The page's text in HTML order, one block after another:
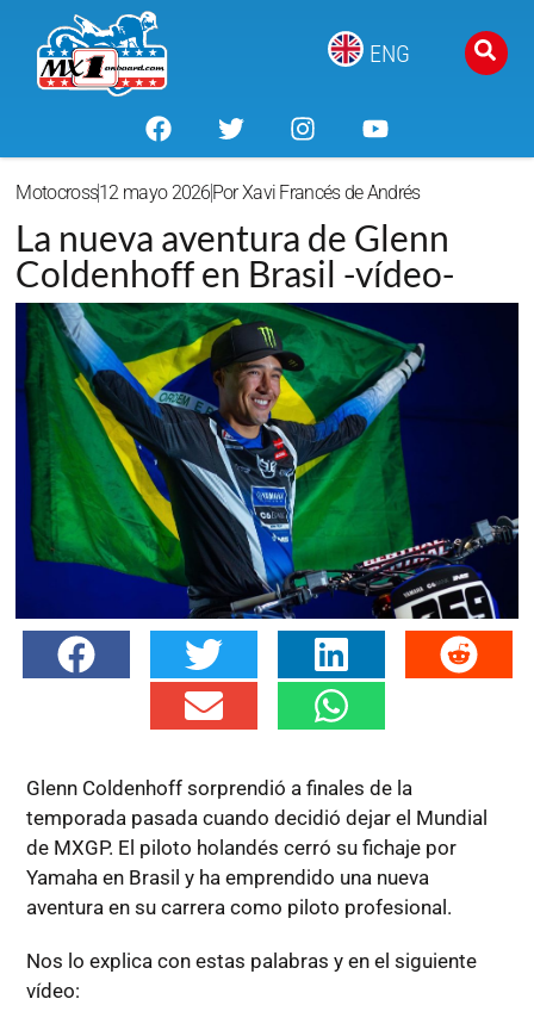
ENG
Motocross12 mayo 2026 PorXavi Francés de Andrés
La nueva aventura de Glenn
Coldenhoff en Brasil -vídeo-
Glenn Coldenhoff sorprendió a finales de la
temporada pasada cuando decidió dejar el Mundial
de MXGP. El piloto holandés cerró su fichaje por
Yamaha en Brasil y ha emprendido una nueva
aventura en su carrera como piloto profesional.
Nos lo explica con estas palabras y en el siguiente
vídeo: